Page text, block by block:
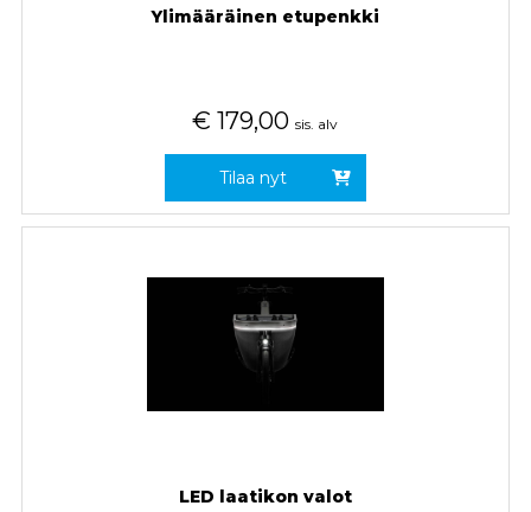
Ylimääräinen etupenkki
€ 179,00 sis. alv
Tilaa nyt
LED laatikon valot